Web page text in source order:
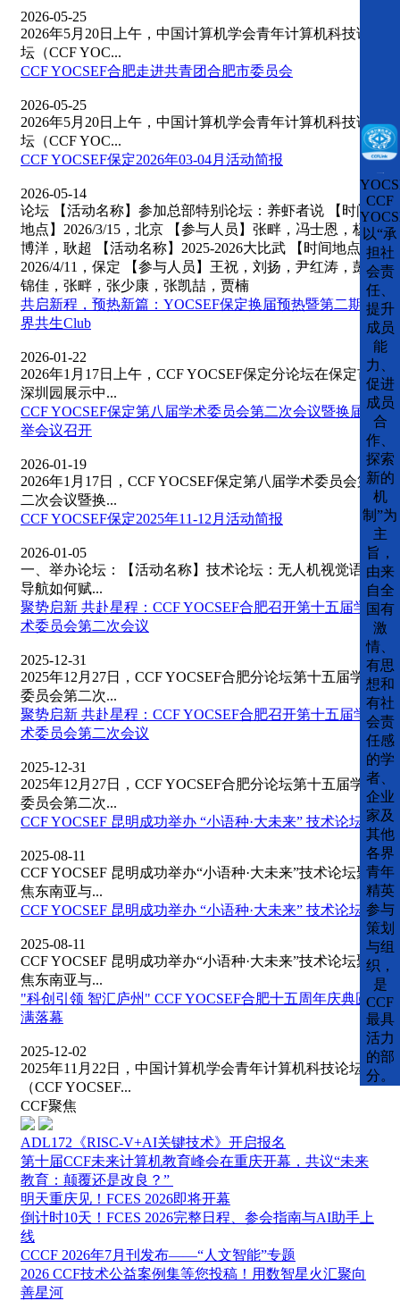
2026-05-25
2026年5月20日上午，中国计算机学会青年计算机科技论
坛（CCF YOC...
CCF YOCSEF合肥走进共青团合肥市委员会
2026-05-25
2026年5月20日上午，中国计算机学会青年计算机科技论
坛（CCF YOC...
CCF YOCSEF保定2026年03-04月活动简报
2026-05-14
论坛 【活动名称】参加总部特别论坛：养虾者说 【时间
地点】2026/3/15，北京 【参与人员】张畔，冯士恩，杨
博洋，耿超 【活动名称】2025-2026大比武 【时间地点】
2026/4/11，保定 【参与人员】王祝，刘扬，尹红涛，彭
锦佳，张畔，张少康，张凯喆，贾楠
共启新程，预热新篇：YOCSEF保定换届预热暨第二期破
界共生Club
2026-01-22
2026年1月17日上午，CCF YOCSEF保定分论坛在保定市
深圳园展示中...
CCF YOCSEF保定第八届学术委员会第二次会议暨换届选
举会议召开
2026-01-19
2026年1月17日，CCF YOCSEF保定第八届学术委员会第
二次会议暨换...
​CCF YOCSEF保定2025年11-12月活动简报
2026-01-05
一、举办论坛：【活动名称】技术论坛：无人机视觉语言
导航如何赋...
聚势启新 共赴星程：CCF YOCSEF合肥召开第十五届学
术委员会第二次会议
2025-12-31
2025年12月27日，CCF YOCSEF合肥分论坛第十五届学术
委员会第二次...
聚势启新 共赴星程：CCF YOCSEF合肥召开第十五届学
术委员会第二次会议
2025-12-31
2025年12月27日，CCF YOCSEF合肥分论坛第十五届学术
委员会第二次...
CCF YOCSEF 昆明成功举办 “小语种·大未来” 技术论坛
2025-08-11
CCF YOCSEF 昆明成功举办“小语种·大未来”技术论坛聚
焦东南亚与...
CCF YOCSEF 昆明成功举办 “小语种·大未来” 技术论坛
2025-08-11
CCF YOCSEF 昆明成功举办“小语种·大未来”技术论坛聚
焦东南亚与...
"科创引领 智汇庐州" CCF YOCSEF合肥十五周年庆典圆
满落幕
2025-12-02
2025年11月22日，中国计算机学会青年计算机科技论坛
（CCF YOCSEF...
CCF聚焦
ADL172《RISC-V+AI关键技术》开启报名
第十届CCF未来计算机教育峰会在重庆开幕，共议“未来
教育：颠覆还是改良？” ​
​明天重庆见！FCES 2026即将开幕
倒计时10天！FCES 2026完整日程、参会指南与AI助手上
线
CCCF 2026年7月刊发布——“人文智能”专题
2026 CCF技术公益案例集等您投稿！用数智星火汇聚向
善星河
CCF
以“承
担社
会责
任、
提升
成员
能
力、
促进
成员
合
作、
探索
新的
机
制”为
主
旨，
由来
自全
国有
激
情、
有思
想和
有社
会责
任感
的学
者、
企业
家及
其他
各界
青年
精英
参与
策划
与组
织，
是
CCF
最具
活力
的部
分。